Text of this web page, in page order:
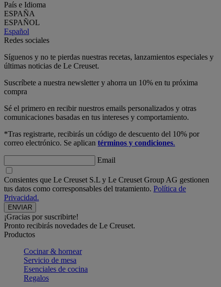
País e Idioma
ESPAÑA
ESPAÑOL
Español
Redes sociales
Síguenos y no te pierdas nuestras recetas, lanzamientos especiales y
últimas noticias de Le Creuset.
Suscríbete a nuestra newsletter y ahorra un 10% en tu próxima
compra
Sé el primero en recibir nuestros emails personalizados y otras
comunicaciones basadas en tus intereses y comportamiento.
*Tras registrarte, recibirás un código de descuento del 10% por
correo electrónico. Se aplican términos y condiciones.
Email
Consientes que Le Creuset S.L y Le Creuset Group AG gestionen
tus datos como corresponsables del tratamiento. Política de
Privacidad.
¡Gracias por suscribirte!
Pronto recibirás novedades de Le Creuset.
Productos
Cocinar & hornear
Servicio de mesa
Esenciales de cocina
Regalos